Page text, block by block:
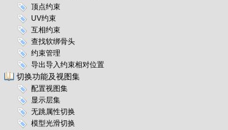
顶点约束
UV约束
互相约束
查找软绑骨头
约束管理
导出导入约束相对位置
切换功能及视图集
配置视图集
显示层集
无跳属性切换
模型光滑切换